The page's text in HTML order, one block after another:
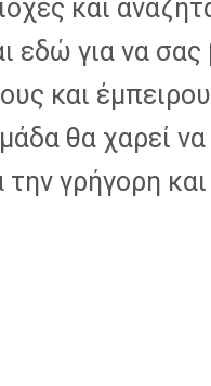
και
εδώ για να
και
θα χαρεί
την γρήγορη